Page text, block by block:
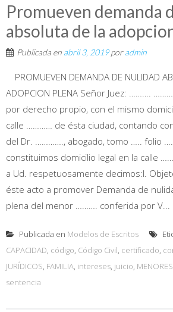
Promueven demanda
absoluta de la
Publicada en abril 3, 2019poradmin
PROMUEVEN DEMANDA DE NULIDAD
ADOPCION PLENA Señor Juez: ……….
por derecho propio, con el mismo
calle ………… de ésta ciudad, contando
del Dr. …………., abogado, tomo ….. folio …..
constituimos domicilio legal en la calle
a Ud. respetuosamente decimos:I.
éste acto a promover Demanda de
plena del menor ………. conferida por V...
Publicada en Modelos de Escritos
CAPACIDAD, código, Código Civil, certificado,
JURÍDICOS, FAMILIA, intereses, juicio, MENORES
sentencia